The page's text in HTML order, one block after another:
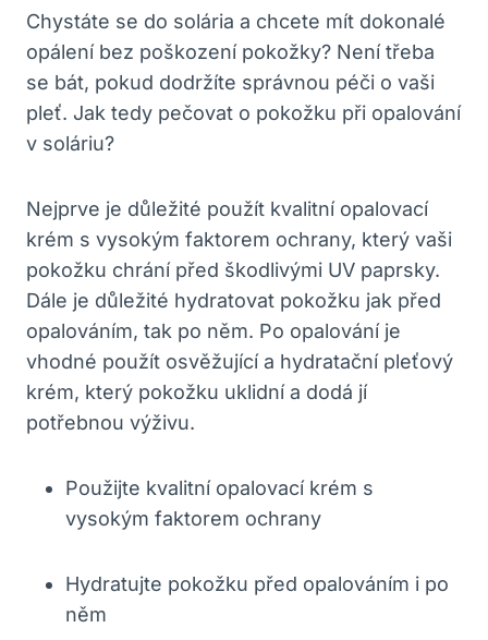
Chystáte se do solária ⁢a⁢ chcete mít dokonalé
⁤opálení bez poškození‍ pokožky? Není‌ třeba
se bát, ⁤pokud‌ dodržíte ⁢správnou péči ‍o vaši
pleť. Jak‍ tedy pečovat o ​pokožku při⁣ opalování
v soláriu?
Nejprve‍ je⁣ důležité použít kvalitní opalovací
krém s vysokým ⁢faktorem ochrany, který vaši
pokožku chrání před ‍škodlivými UV paprsky.
‌Dále je důležité hydratovat pokožku jak před
opalováním, tak ⁤po něm. Po⁣ opalování je
‌vhodné použít osvěžující a ‌hydratační pleťový
krém, který‌ pokožku ⁢uklidní⁤ a ⁣dodá jí
potřebnou‍ výživu.
Použijte kvalitní⁢ opalovací krém s
vysokým faktorem ochrany
Hydratujte​ pokožku ‌před opalováním ‌i​ po
něm